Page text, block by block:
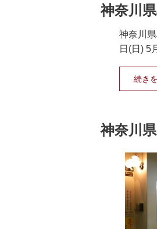
神奈川
神奈川
日(日) 5
続き
神奈川